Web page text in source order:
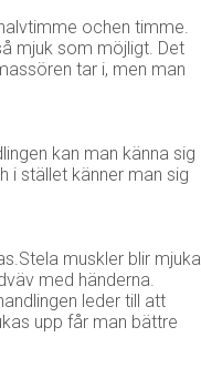
ochen timme.
mjuk som möjligt. Det
tar i, men man
kan man känna sig
i stället känner man sig
muskler blir mjuka
med händerna.
leder till att
upp får man bättre